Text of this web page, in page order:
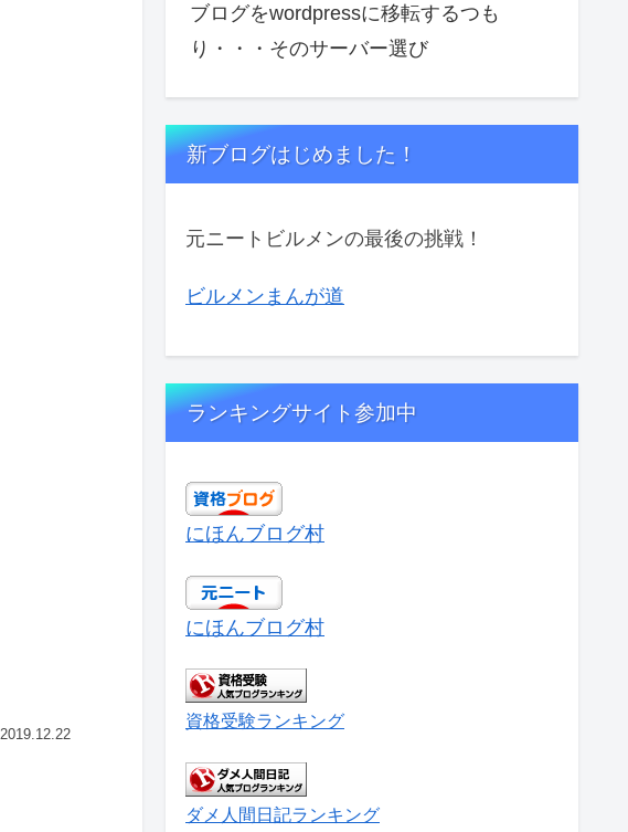
2019.12.22
ブログをwordpressに移転するつも
り・・・そのサーバー選び
新ブログはじめました！
元ニートビルメンの最後の挑戦！
ビルメンまんが道
ランキングサイト参加中
にほんブログ村
にほんブログ村
資格受験ランキング
ダメ人間日記ランキング